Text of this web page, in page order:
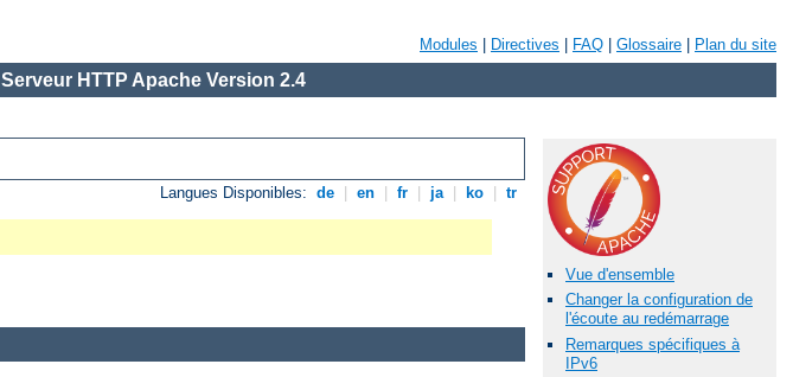
Modules Directives FAQ Glossaire Plan du site
Serveur HTTP Apache Version 2.4
Langues Disponibles: de en fr ja ko tr
Vue d'ensemble
Changer la configuration de
l'écoute au redémarrage
Remarques spécifiques à
IPv6